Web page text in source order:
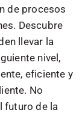
de procesos
Descubre
llevar la
nivel,
eficiente y
No
futuro de la